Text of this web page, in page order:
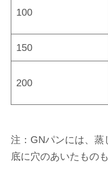
100
150
200
注：GNパンには、蒸
底に穴のあいたものも